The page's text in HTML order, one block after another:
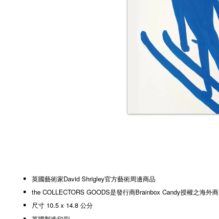
英國藝術家David Shrigley官方藝術周邊商品
the COLLECTORS GOODS是發行商Brainbox Candy授權之海外
尺寸 10.5 x 14.8 公分